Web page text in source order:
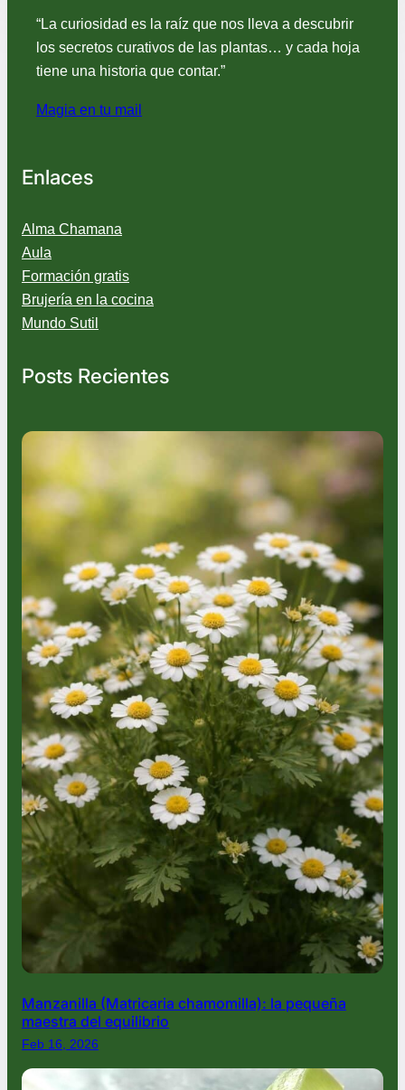
“La curiosidad es la raíz que nos lleva a descubrir
los secretos curativos de las plantas… y cada hoja
tiene una historia que contar.”
Magia en tu mail
Enlaces
Alma Chamana
Aula
Formación gratis
Brujería en la cocina
Mundo Sutil
Posts Recientes
Manzanilla (Matricaria chamomilla): la pequeña
maestra del equilibrio
Feb 16, 2026